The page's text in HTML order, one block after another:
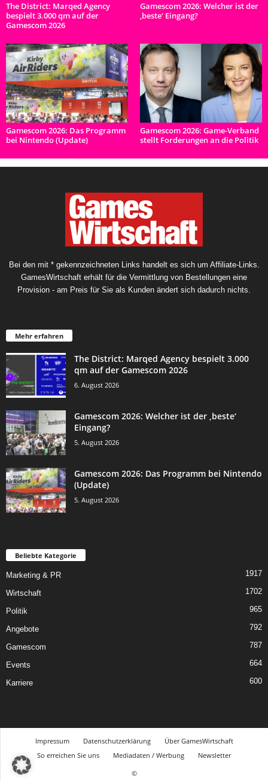
The District: Marqed Agency
bespielt 3.000 qm auf der
Gamescom 2026
Gamescom 2026: Welcher ist der
‚beste‘ Eingang?
Gamescom 2026: Das Programm
bei Nintendo (Update)
Gamescom 2026: Game-Verband
stellt Forderungen an die Politik
Bei den mit * gekennzeichneten Links handelt es sich um Affiliate-Links.
GamesWirtschaft erhält für die Vermittlung von Bestellungen eine
Provision - am Preis für Sie als Kunden ändert sich dadurch nichts.
Mehr erfahren
The District: Marqed Agency bespielt 3.000
qm auf der Gamescom 2026
6. August 2026
Gamescom 2026: Welcher ist der ‚beste‘
Eingang?
5. August 2026
Gamescom 2026: Das Programm bei Nintendo
(Update)
5. August 2026
Beliebte Kategorie
Marketing & PR 1917
Wirtschaft 1702
Politik 965
Angebote 792
Gamescom 787
Events 664
Karriere 600
Impressum Datenschutzerklärung
Über GamesWirtschaft
So erreichen Sie uns
Mediadaten / Werbung
Newsletter
©